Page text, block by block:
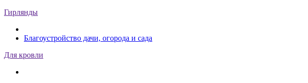
Гирлянды
Благоустройство дачи, огорода и сада
Для кровли